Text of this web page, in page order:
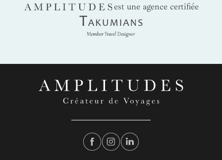
AMPLITUDES
est une agence certifiée
Takumians